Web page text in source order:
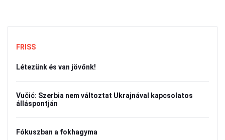
FRISS
Létezünk és van jövőnk!
Vučić: Szerbia nem változtat Ukrajnával kapcsolatos
álláspontján
Fókuszban a fokhagyma